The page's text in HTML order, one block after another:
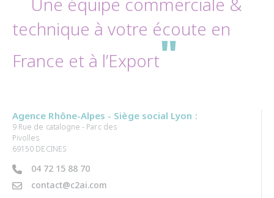
technique à votre écoute en
France et à l’Export"
Agence Rhône-Alpes - Siège social Lyon :
9 Rue de catalogne - Parc des
Pivolles
69150 DECINES
04 72 15 88 70
contact@c2ai.com